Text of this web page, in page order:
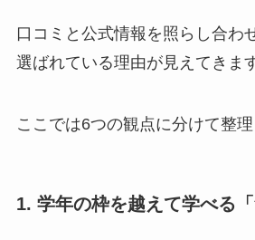
口コミと公式情報を照らし合わ
選ばれている理由が見えてきます
ここでは6つの観点に分けて整理
1. 学年の枠を越えて学べる「